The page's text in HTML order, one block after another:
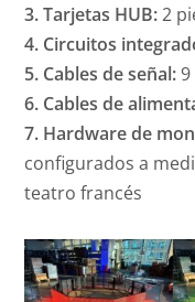
3. Tarjetas HUB:2
4. Circuitos
5. Cables de señal:9
6. Cables de
7. Hardware de
configurados a
teatro francés